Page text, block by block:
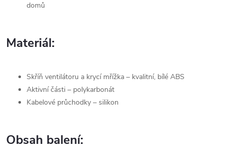
domů
Materiál:
Skříň ventilátoru a krycí mřížka – kvalitní, bílé ABS
Aktivní části – polykarbonát
Kabelové průchodky – silikon
Obsah balení: